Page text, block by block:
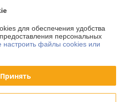
для обеспечения удобства
персональных
настроить файлы cookies или
Принять